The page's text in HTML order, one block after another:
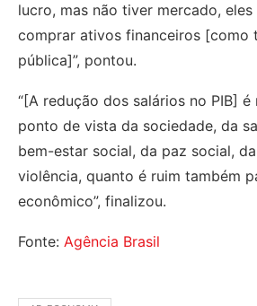
lucro, mas não tiver mercado,
comprar ativos financeiros [como
pública]”, pontou.
“[A redução dos salários no PIB]
ponto de vista da sociedade, da
bem-estar social, da paz social,
violência, quanto é ruim também
econômico”, finalizou.
Fonte: Agência Brasil